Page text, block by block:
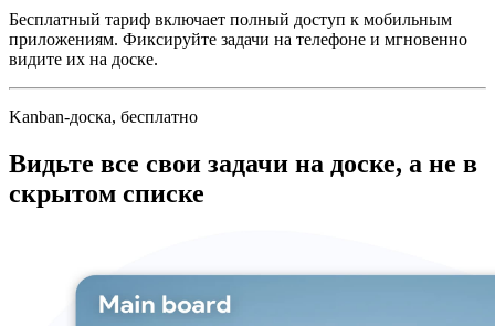
Бесплатный тариф включает полный доступ к мобильным
приложениям. Фиксируйте задачи на телефоне и мгновенно
видите их на доске.
Kanban-доска, бесплатно
Видьте все свои задачи на доске, а не в
скрытом списке